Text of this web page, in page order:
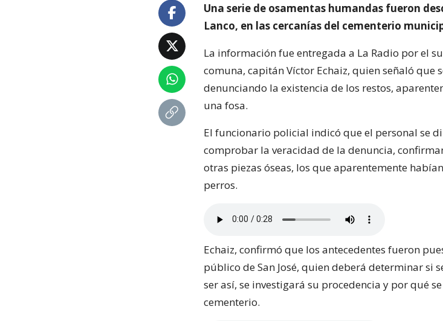
Una serie de osamentas humandas fueron
Lanco, en las cercanías del cementerio
La información fue entregada a La Radio por el
comuna, capitán Víctor Echaiz, quien señaló que
denunciando la existencia de los restos,
una fosa.
El funcionario policial indicó que el personal se
comprobar la veracidad de la denuncia,
otras piezas óseas, los que aparentemente
perros.
Echaiz, confirmó que los antecedentes fueron
público de San José, quien deberá determinar si
ser así, se investigará su procedencia y por qué
cementerio.